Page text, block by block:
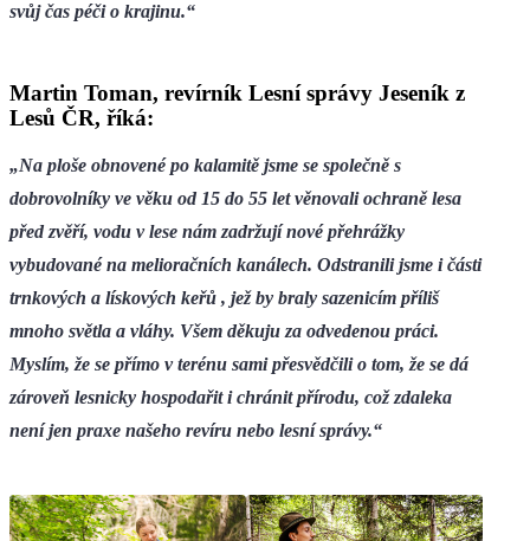
svůj čas péči o krajinu.“
Martin Toman, revírník Lesní správy Jeseník z
Lesů ČR, říká:
„Na ploše obnovené po kalamitě jsme se společně s
dobrovolníky ve věku od 15 do 55 let věnovali ochraně lesa
před zvěří, vodu v lese nám zadržují nové přehrážky
vybudované na melioračních kanálech. Odstranili jsme i části
trnkových a lískových keřů , jež by braly sazenicím příliš
mnoho světla a vláhy. Všem děkuju za odvedenou práci.
Myslím, že se přímo v terénu sami přesvědčili o tom, že se dá
zároveň lesnicky hospodařit i chránit přírodu, což zdaleka
není jen praxe našeho revíru nebo lesní správy.“